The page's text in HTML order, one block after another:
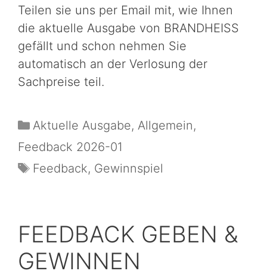
Teilen sie uns per Email mit, wie Ihnen
die aktuelle Ausgabe von BRANDHEISS
gefällt und schon nehmen Sie
automatisch an der Verlosung der
Sachpreise teil.
Aktuelle Ausgabe, Allgemein,
Feedback 2026-01
Feedback, Gewinnspiel
FEEDBACK GEBEN &
GEWINNEN